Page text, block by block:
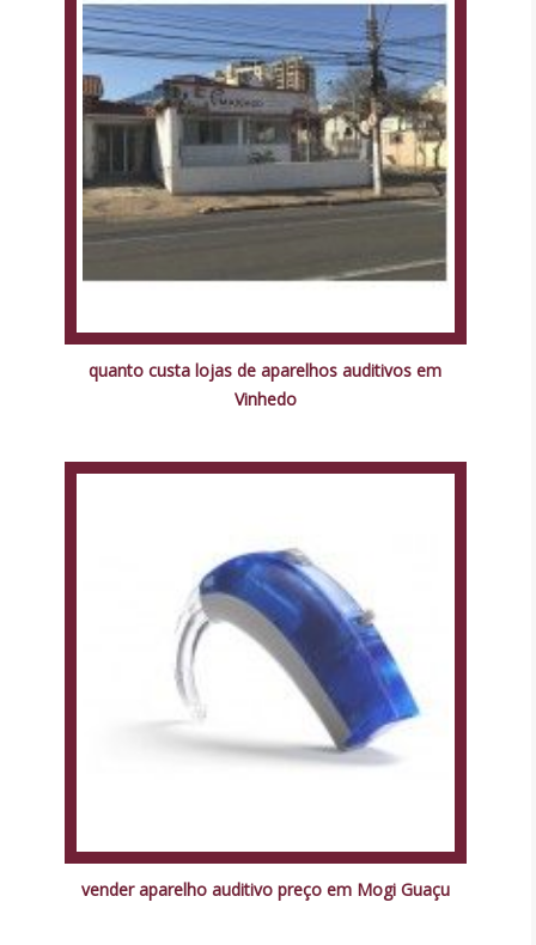
quanto custa lojas de aparelhos auditivos em
Vinhedo
vender aparelho auditivo preço em Mogi Guaçu